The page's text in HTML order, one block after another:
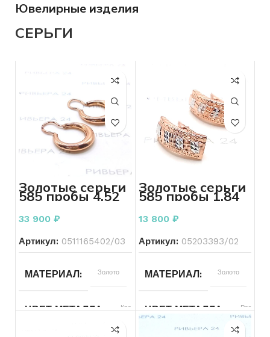
Оценим онлайн!
Ювелирные изделия
СЕРЬГИ
Золотые серьги
585 пробы 4.52
грамма
33 900 ₽
Артикул: 0511165402/03
МАТЕРИАЛ Золото
ЦВЕТ МЕТАЛЛА Красный
Золотые серьги
585 пробы 1.84
грамма
13 800 ₽
Артикул: 05203393/02
МАТЕРИАЛ Золото
ЦВЕТ МЕТАЛЛА